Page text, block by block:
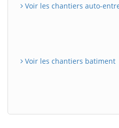
Voir les chantiers auto-
Voir les chantiers batiment